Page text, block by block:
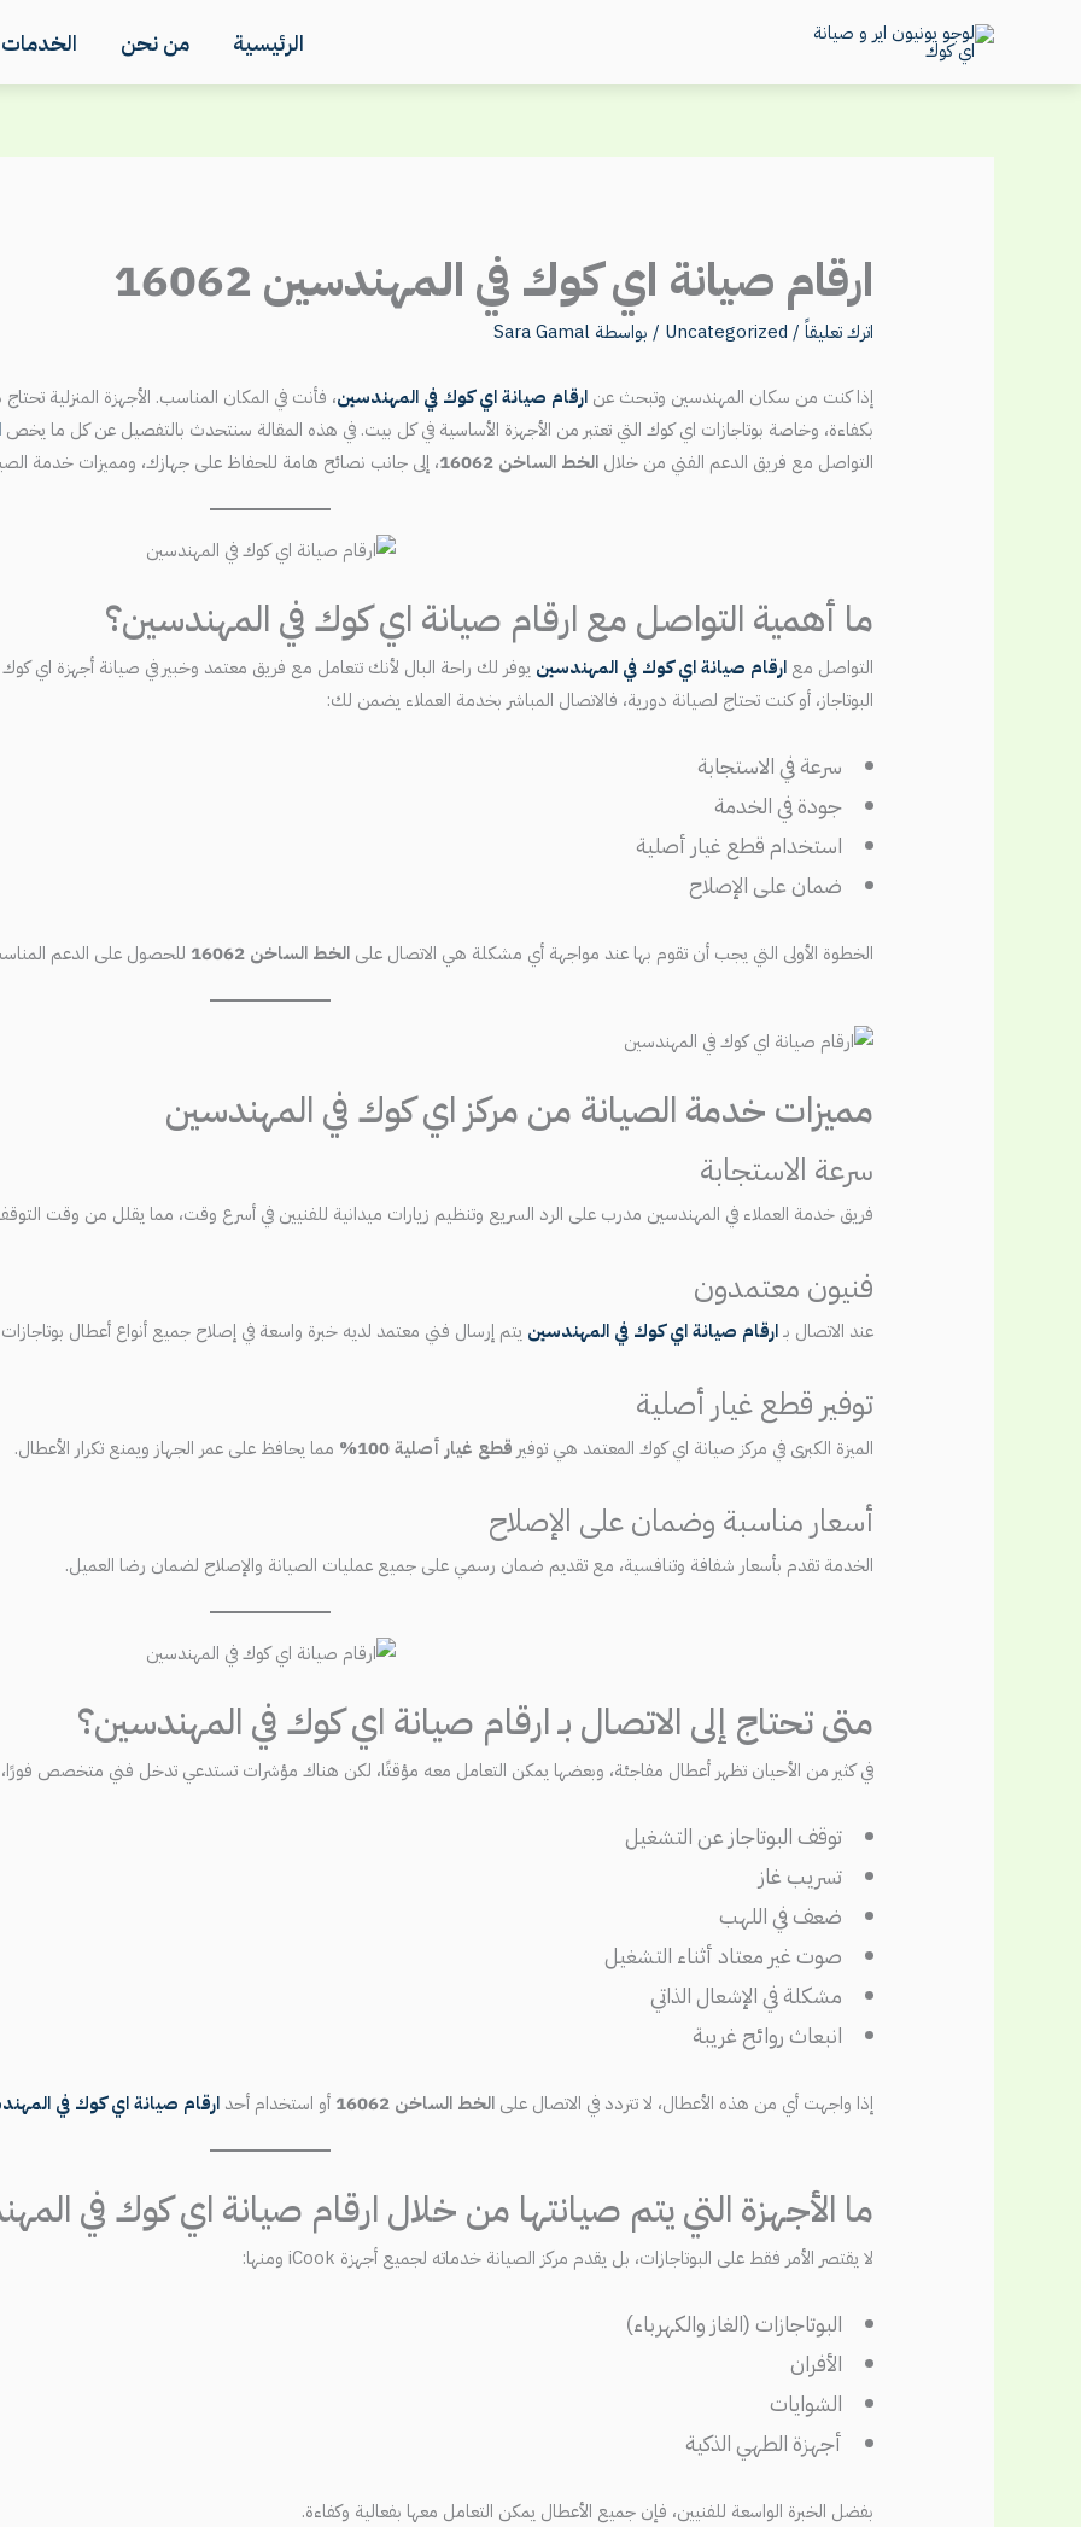
المحتوى
الرئيسية من نحن الخدمات
ارقام صيانة اي كوك في المهندسين 16062
اترك تعليقاً /
Uncategorized / بواسطة Sara Gamal
إذا كنت من سكان المهندسين وتبحث عنارقام صيانة اي كوك في المهندسين، فأنت في المكان المناسب. الأجهزة المنزلية
بكفاءة، وخاصة بوتاجازات اي كوك التي تعتبر من الأجهزة الأساسية في كل بيت. في هذه المقالة سنتحدث بالتفصيل عن كل ما يخص
التواصل مع فريق الدعم الفني من خلالالخط الساخن 16062 ، إلى جانب نصائح هامة للحفاظ على جهازك، ومميزات خدمة
ما أهمية التواصل مع ارقام صيانة اي كوك في المهندسين؟
التواصل معارقام صيانة اي كوك في المهندسين يوفر لك راحة البال لأنك تتعامل مع فريق معتمد وخبير في صيانة أجهزة اي
البوتاجاز، أو كنت تحتاج لصيانة دورية، فالاتصال المباشر بخدمة العملاء يضمن لك:
سرعة في الاستجابة
جودة في الخدمة
استخدام قطع غيار أصلية
ضمان على الإصلاح
الخطوة الأولى التي يجب أن تقوم بها عند مواجهة أي مشكلة هي الاتصال علىالخط الساخن 16062 للحصول على الدعم
مميزات خدمة الصيانة من مركز اي كوك في المهندسين
سرعة الاستجابة
فريق خدمة العملاء في المهندسين مدرب على الرد السريع وتنظيم زيارات ميدانية للفنيين في أسرع وقت، مما يقلل من وقت
فنيون معتمدون
عند الاتصال بـارقام صيانة اي كوك في المهندسين يتم إرسال فني معتمد لديه خبرة واسعة في إصلاح جميع أنواع أعطال
توفير قطع غيار أصلية
الميزة الكبرى في مركز صيانة اي كوك المعتمد هي توفير قطع غيار أصلية 100% مما يحافظ على عمر الجهاز ويمنع تكرار الأعطال.
أسعار مناسبة وضمان على الإصلاح
الخدمة تقدم بأسعار شفافة وتنافسية، مع تقديم ضمان رسمي على جميع عمليات الصيانة والإصلاح لضمان رضا العميل.
متى تحتاج إلى الاتصال بـ ارقام صيانة اي كوك في المهندسين؟
في كثير من الأحيان تظهر أعطال مفاجئة، وبعضها يمكن التعامل معه مؤقتًا، لكن هناك مؤشرات تستدعي تدخل فني متخصص
توقف البوتاجاز عن التشغيل
تسريب غاز
ضعف في اللهب
صوت غير معتاد أثناء التشغيل
مشكلة في الإشعال الذاتي
انبعاث روائح غريبة
إذا واجهت أي من هذه الأعطال، لا تتردد في الاتصال علىالخط الساخن 16062 أو استخدام أحدارقام صيانة اي كوك في
ما الأجهزة التي يتم صيانتها من خلال ارقام صيانة اي كوك في
لا يقتصر الأمر فقط على البوتاجازات، بل يقدم مركز الصيانة خدماته لجميع أجهزة iCook ومنها:
البوتاجازات (الغاز والكهرباء)
الأفران
الشوايات
أجهزة الطهي الذكية
بفضل الخبرة الواسعة للفنيين، فإن جميع الأعطال يمكن التعامل معها بفعالية وكفاءة.